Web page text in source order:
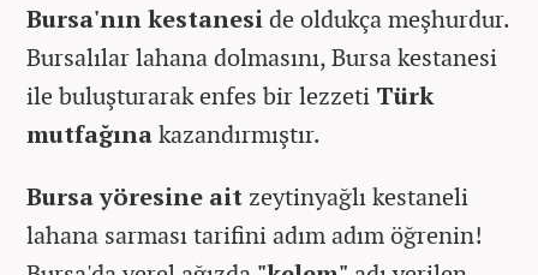
Bursa'nın kestaneside oldukça meşhurdur.
Bursalılar lahana dolmasını, Bursa kestanesi
ile buluşturarak enfes bir lezzeti Türk
mutfağınakazandırmıştır.
Bursa yöresine ait zeytinyağlı kestaneli
lahana sarması tarifini adım adım öğrenin!